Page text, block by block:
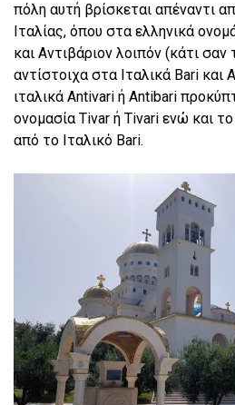
πόλη αυτή βρίσκεται απέναντι
Ιταλίας, όπου στα ελληνικά
και Αντιβάριον λοιπόν (κάτι σαν
αντίστοιχα στα Ιταλικά Bari
ιταλικά Antivari ή Antibari
ονομασία Tivar ή Tivari ενώ και
από το Ιταλικό Bari.